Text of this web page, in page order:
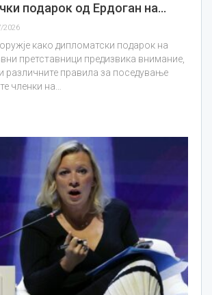
подарок од Ердоган на…
2026
како дипломатски подарок на
претставници предизвика внимание,
различните правила за поседување
членки на…